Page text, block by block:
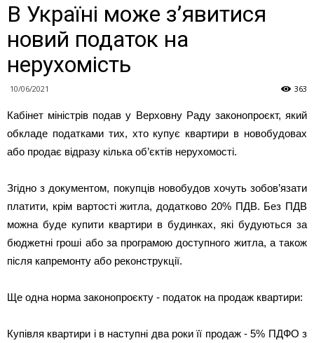
В Україні може з’явитися
новий податок на
нерухомість
10/06/2021 363
Кабінет міністрів подав у Верховну Раду законопроєкт, який
обкладе податками тих, хто купує квартири в новобудовах
або продає відразу кілька об’єктів нерухомості.
Згідно з документом, покупців новобудов хочуть зобов’язати
платити, крім вартості житла, додатково 20% ПДВ. Без ПДВ
можна буде купити квартири в будинках, які будуються за
бюджетні гроші або за програмою доступного житла, а також
після капремонту або реконструкції.
Ще одна норма законопроєкту - податок на продаж квартири:
Купівля квартири і в наступні два роки її продаж - 5% ПДФО з